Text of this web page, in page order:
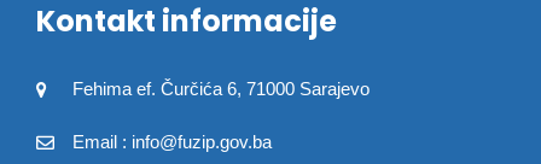
Kontakt informacije
Fehima ef. Čurčića 6, 71000 Sarajevo
Email : info@fuzip.gov.ba